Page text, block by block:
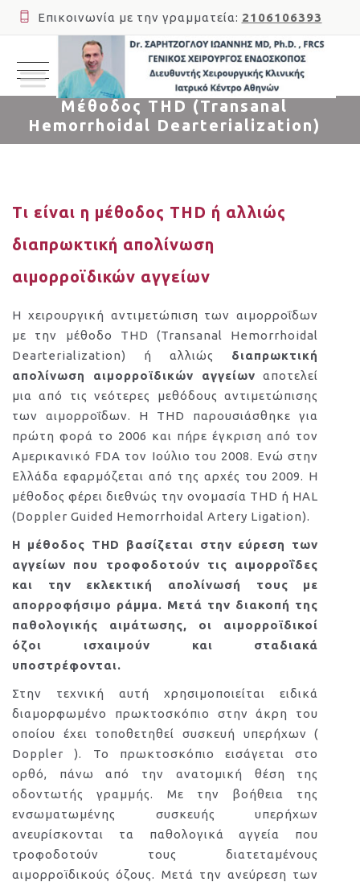
Επικοινωνία με την γραμματεία: 2106106393
Μέθοδος THD (Transanal
Hemorrhoidal Dearterialization)
Τι είναι η μέθοδος THD ή αλλιώς
διαπρωκτική απολίνωση
αιμορροϊδικών αγγείων
Η χειρουργική αντιμετώπιση των αιμορροΐδων
με την μέθοδο THD (Transanal Hemorrhoidal
Dearterialization) ή αλλιώς διαπρωκτική
απολίνωση αιμορροϊδικών αγγείων αποτελεί
μια από τις νεότερες μεθόδους αντιμετώπισης
των αιμορροΐδων. Η THD παρουσιάσθηκε για
πρώτη φορά το 2006 και πήρε έγκριση από τον
Αμερικανικό FDA τον Ιούλιο του 2008. Ενώ στην
Ελλάδα εφαρμόζεται από της αρχές του 2009. Η
μέθοδος φέρει διεθνώς την ονομασία THD ή HAL
(Doppler Guided Hemorrhoidal Artery Ligation).
Η μέθοδος THD βασίζεται στην εύρεση των
αγγείων που τροφοδοτούν τις αιμορροΐδες
και την εκλεκτική απολίνωσή τους με
απορροφήσιμο ράμμα. Μετά την διακοπή της
παθολογικής αιμάτωσης, οι αιμορροϊδικοί
όζοι ισχαιμούν και σταδιακά
υποστρέφονται.
Στην τεχνική αυτή χρησιμοποιείται ειδικά
διαμορφωμένο πρωκτοσκόπιο στην άκρη του
οποίου έχει τοποθετηθεί συσκευή υπερήχων (
Doppler ). Το πρωκτοσκόπιο εισάγεται στο
ορθό, πάνω από την ανατομική θέση της
οδοντωτής γραμμής. Με την βοήθεια της
ενσωματωμένης συσκευής υπερήχων
ανευρίσκονται τα παθολογικά αγγεία που
τροφοδοτούν τους διατεταμένους
αιμορροϊδικούς όζους. Μετά την ανεύρεση των